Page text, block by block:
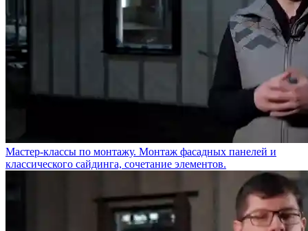
Мастер-классы по монтажу. Монтаж фасадных панелей и
классического сайдинга, сочетание элементов.